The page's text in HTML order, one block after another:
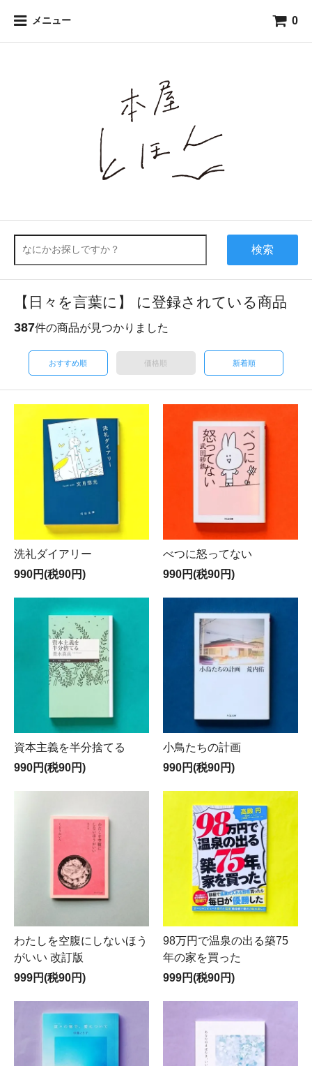
メニュー 0
検索
【日々を言葉に】 に登録されている商品
387件の商品が見つかりました
おすすめ順 価格順 新着順
洗礼ダイアリー
990円(税90円)
べつに怒ってない
990円(税90円)
資本主義を半分捨てる
990円(税90円)
小鳥たちの計画
990円(税90円)
わたしを空腹にしないほう
がいい 改訂版
999円(税90円)
98万円で温泉の出る築75
年の家を買った
999円(税90円)